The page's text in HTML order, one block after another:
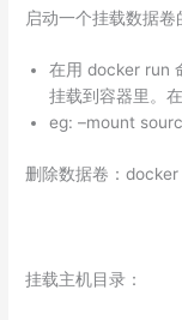
启动一个挂载数据卷
在用 docker run
挂载到容器里。
eg: –mount
删除数据卷：
挂载主机目录：